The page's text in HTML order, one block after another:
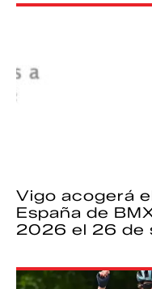
Vigo acogerá
España de
2026 el 26 de